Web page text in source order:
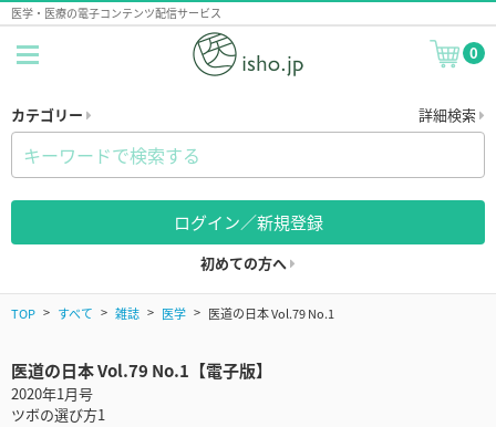
医学・医療の電子コンテンツ配信サービス
0
カテゴリー 詳細検索
ログイン／新規登録
初めての方へ
TOP すべて 雑誌 医学 医道の日本 Vol.79 No.1
医道の日本 Vol.79 No.1【電子版】
2020年1月号
ツボの選び方1